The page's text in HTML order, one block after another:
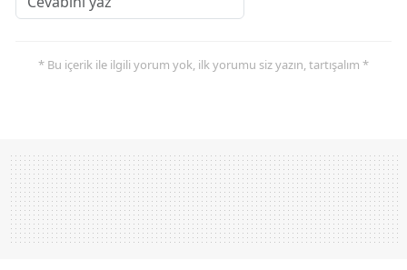
* Bu içerik ile ilgili yorum yok, ilk yorumu siz yazın, tartışalım *